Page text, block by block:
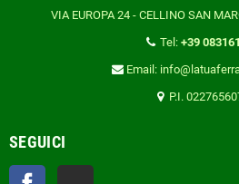
VIA EUROPA 24 - CELLINO SAN
Tel: +39
Email:
P.I.
SEGUICI